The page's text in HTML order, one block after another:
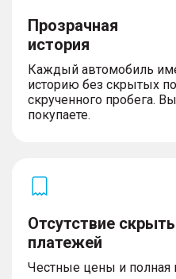
Прозрачная
история
Каждый автомобиль
историю без скрытых
скрученного пробега.
покупаете.
Отсутствие
платежей
Честные цены и полная